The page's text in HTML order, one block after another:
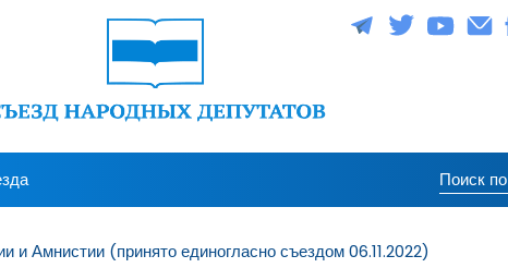
и Амнистии (принято единогласно съездом 06.11.2022)